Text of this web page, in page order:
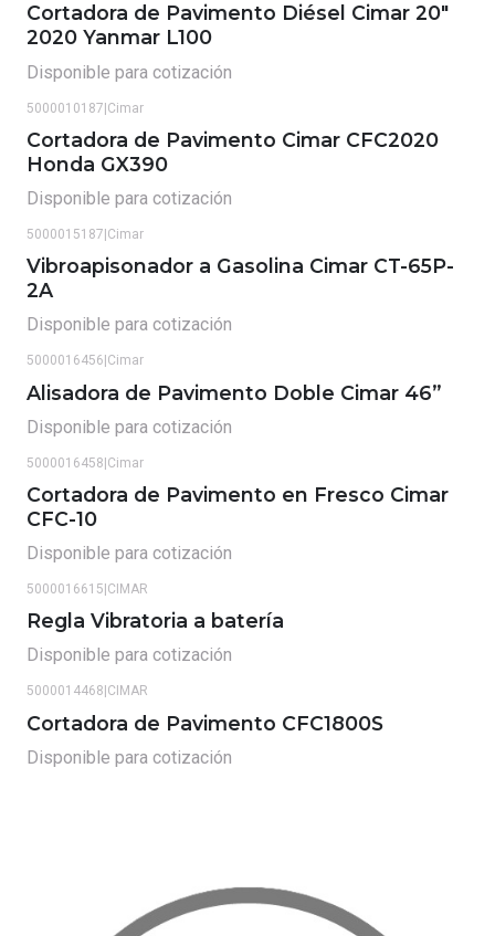
Cortadora de Pavimento Diésel Cimar 20"
2020 Yanmar L100
Disponible para cotización
5000010187|Cimar
Cortadora de Pavimento Cimar CFC2020
Honda GX390
Disponible para cotización
5000015187 Cimar
Vibroapisonador a Gasolina Cimar CT-65P-
2A
Disponible para cotización
5000016456 Cimar
Alisadora de Pavimento Doble Cimar 46”
Disponible para cotización
5000016458|Cimar
Cortadora de Pavimento en Fresco Cimar
CFC-10
Disponible para cotización
5000016615 CIMAR
Regla Vibratoria a batería
Disponible para cotización
5000014468 CIMAR
Cortadora de Pavimento CFC1800S
Disponible para cotización